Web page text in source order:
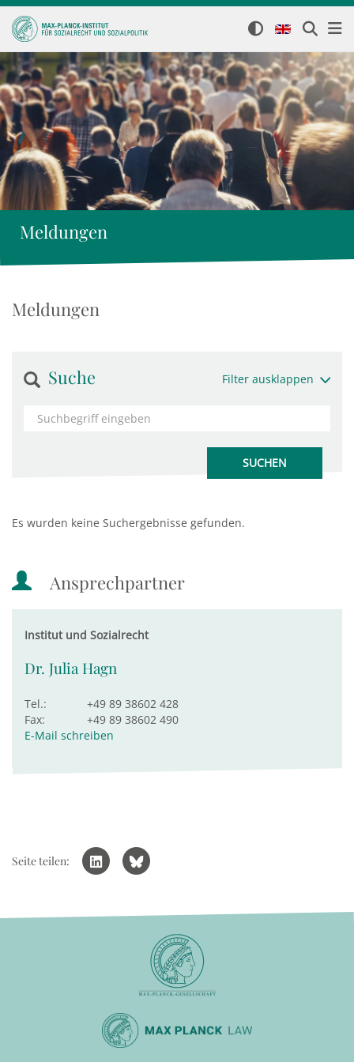
Meldungen
Meldungen
Suche Filter ausklappen
Es wurden keine Suchergebnisse gefunden.
Ansprechpartner
Institut und Sozialrecht
Dr. Julia Hagn
Tel.:
+49 89 38602 428
Fax:
+49 89 38602 490
E-Mail schreiben
Seite teilen: